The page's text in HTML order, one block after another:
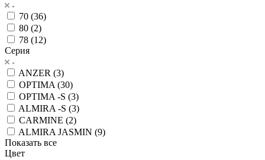
70 (36)
80 (2)
78 (12)
Серия
ANZER (3)
OPTIMA (30)
OPTIMA -S (3)
ALMIRA -S (3)
CARMINE (2)
ALMIRA JASMIN (9)
Показать все
Цвет